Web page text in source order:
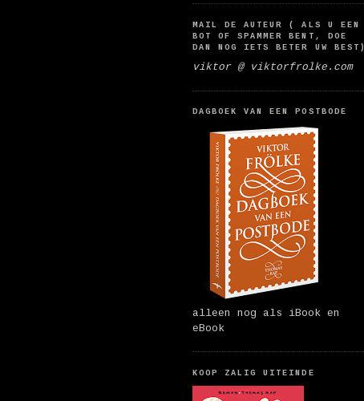
MAIL DE AUTEUR ( ALS U EEN
BOT OF SPAMMER BENT, DOE
DAN NOG IETS BETER UW BEST)
viktor @ viktorfrolke.com
DAGBOEK VAN EEN POSTBODE
alleen nog als iBook en
eBook
KOOP ZALIG UITEINDE